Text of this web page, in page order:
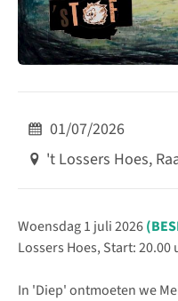
01/07/2026
't Lossers Hoes,
Woensdag 1 juli 2026
Lossers Hoes, Start: 20.00
In 'Diep' ontmoeten we